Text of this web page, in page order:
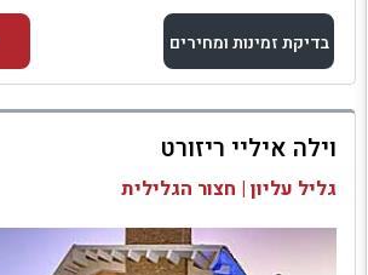
בדיקת זמינות ומחירים
למתחם זה
בדיקת זמינות ומחירים
וילה איליי ריזורט
גליל עליון | חצור הגלילית